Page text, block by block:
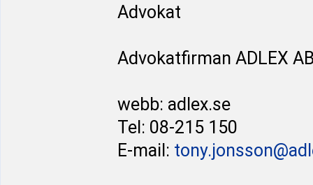
Advokat
Advokatfirman ADLEX
webb: adlex.se
Tel: 08-215 150
E-mail: